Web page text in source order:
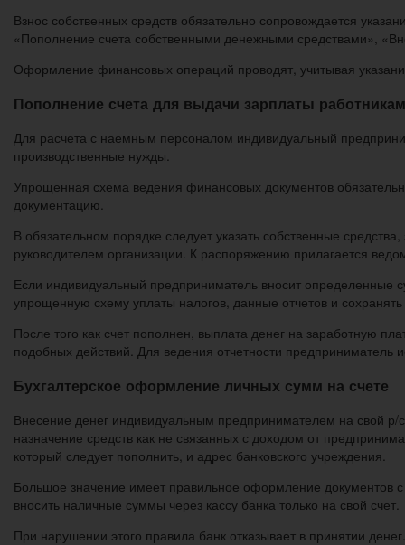
Взнос собственных средств обязательно сопровождается
«Пополнение счета собственными денежными средствами»,
Оформление финансовых операций проводят, учитывая
Пополнение счета для выдачи зарплаты работникам
Для расчета с наемным персоналом индивидуальный
производственные нужды.
Упрощенная схема ведения финансовых документов
документацию.
В обязательном порядке следует указать собственные
руководителем организации. К распоряжению прилагается
Если индивидуальный предприниматель вносит
упрощенную схему уплаты налогов, данные отчетов и
После того как счет пополнен, выплата денег на заработную
подобных действий. Для ведения отчетности предприниматель
Бухгалтерское оформление личных сумм на счете
Внесение денег индивидуальным предпринимателем на свой р/
назначение средств как не связанных с доходом от
который следует пополнить, и адрес банковского учреждения.
Большое значение имеет правильное оформление документов
вносить наличные суммы через кассу банка только на свой счет.
При нарушении этого правила банк отказывает в принятии